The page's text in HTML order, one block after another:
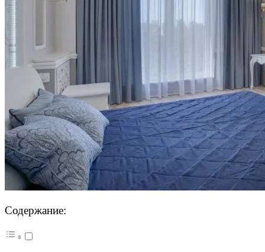
Содержание: